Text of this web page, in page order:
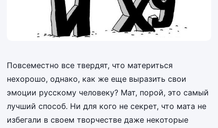
Повсеместно все твердят, что материться
нехорошо, однако, как же еще выразить свои
эмоции русскому человеку? Мат, порой, это самый
лучший способ. Ни для кого не секрет, что мата не
избегали в своем творчестве даже некоторые